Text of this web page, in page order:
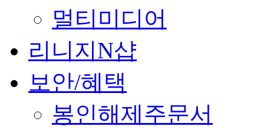
멀티미디어
리니지N샵
보안/혜택
봉인해제주문서